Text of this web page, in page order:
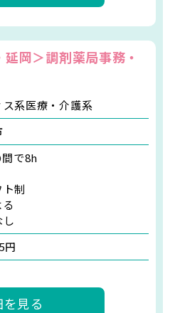
延岡＞調剤薬局事務・
系医療・介護系
で8h
制
円
見る